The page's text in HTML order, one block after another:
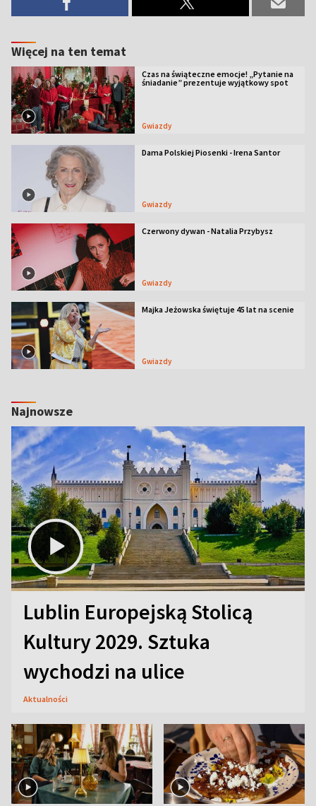
Więcej na ten temat
Czas na świąteczne emocje! „Pytanie na
śniadanie” prezentuje wyjątkowy spot
Gwiazdy
Dama Polskiej Piosenki - Irena Santor
Gwiazdy
Czerwony dywan - Natalia Przybysz
Gwiazdy
Majka Jeżowska świętuje 45 lat na scenie
Gwiazdy
Najnowsze
Lublin Europejską Stolicą
Kultury 2029. Sztuka
wychodzi na ulice
Aktualności